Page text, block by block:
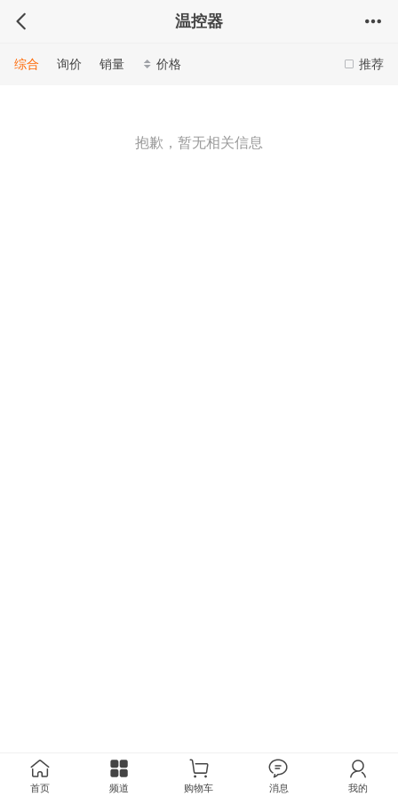
温控器
推荐
综合 询价 销量 价格
抱歉，暂无相关信息
首页 频道 购物车 消息 我的